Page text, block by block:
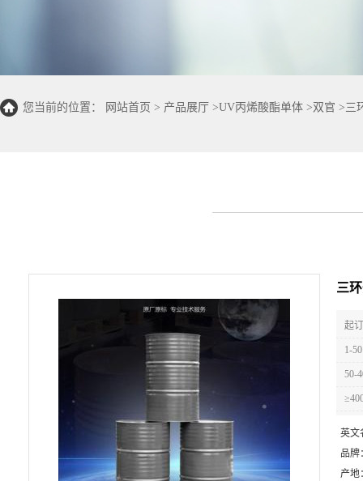
您当前的位置： 网站首页 > 产品展厅 >UV丙烯酸酯单体 >双官 >三
三
起
1-50
50-
英文
品牌
产地